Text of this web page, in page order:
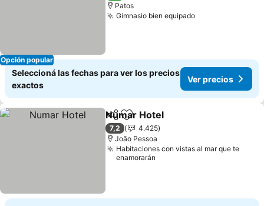
Opción popular
Patos
Gimnasio bien equipadoVer precios
Seleccioná las fechas para ver los precios
exactos
Ver precios
CompartirAñadir a favoritos
Numar Hotel
7,2
4.425
João Pessoa
Habitaciones con vistas al mar que te
enamorarán